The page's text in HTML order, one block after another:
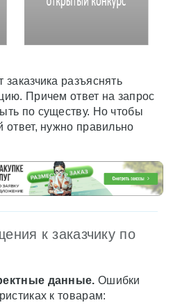
разъяснять
Причем ответ на запрос
по существу. Но чтобы
ответ, нужно правильно
к заказчику по
данные. Ошибки
к товарам: